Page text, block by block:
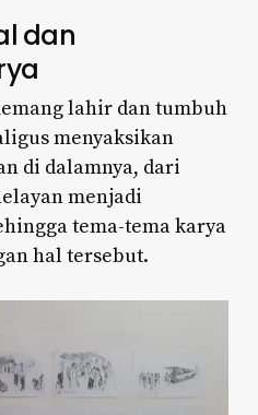
dan
lahir dan tumbuh
menyaksikan
di dalamnya, dari
menjadi
tema-tema karya
hal tersebut.